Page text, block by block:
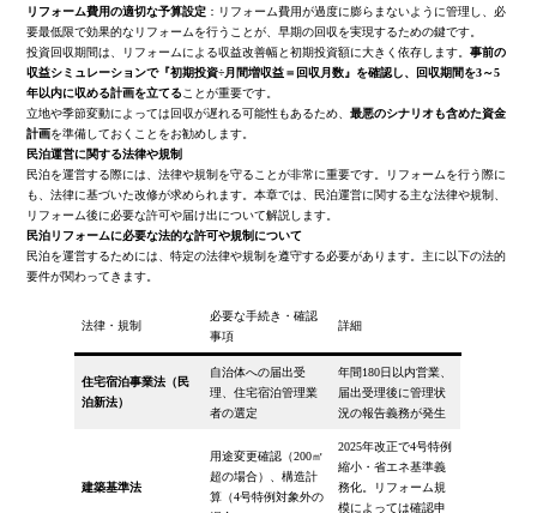
リフォーム費用の適切な予算設定 ：リフォーム費用が過度に膨らまないように管理し、必
要最低限で効果的なリフォームを行うことが、早期の回収を実現するための鍵です。
投資回収期間は、リフォームによる収益改善幅と初期投資額に大きく依存します。事前の
収益シミュレーションで『初期投資÷月間増収益＝回収月数』を確認し、回収期間を3～5
年以内に収める計画を立てる ことが重要です。
立地や季節変動によっては回収が遅れる可能性もあるため、最悪のシナリオも含めた資金
計画を準備しておくことをお勧めします。
民泊運営に関する法律や規制
民泊を運営する際には、法律や規制を守ることが非常に重要です。リフォームを行う際に
も、法律に基づいた改修が求められます。本章では、民泊運営に関する主な法律や規制、
リフォーム後に必要な許可や届け出について解説します。
民泊リフォームに必要な法的な許可や規制について
民泊を運営するためには、特定の法律や規制を遵守する必要があります。主に以下の法的
要件が関わってきます。
法律・規制
必要な手続き・確認
事項
詳細
住宅宿泊事業法（民
泊新法）
自治体への届出受
理、住宅宿泊管理業
者の選定
年間180日以内営業、
届出受理後に管理状
況の報告義務が発生
建築基準法
用途変更確認（200㎡
超の場合）、構造計
算（4号特例対象外の
2025年改正で4号特例
縮小・省エネ基準義
務化。リフォーム規
模によっては確認申